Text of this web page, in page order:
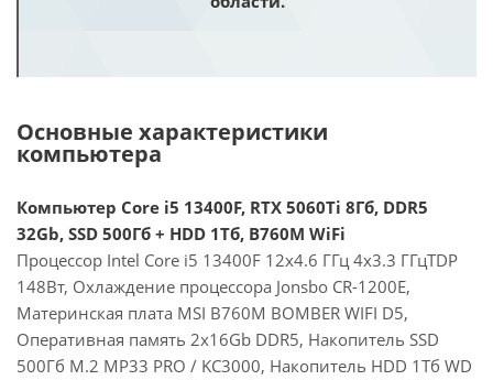
Основные характеристики
компьютера
Компьютер Core i5 13400F, RTX 5060Ti 8Гб, DDR5
32Gb, SSD 500Гб + HDD 1Тб, B760M WiFi
Процессор Intel Core i5 13400F 12x4.6 ГГц 4x3.3 ГГцTDP
148Вт, Охлаждение процессора Jonsbo CR-1200E,
Материнская плата MSI B760M BOMBER WIFI D5,
Оперативная память 2x16Gb DDR5, Накопитель SSD
500Гб M.2 MP33 PRO / KC3000, Накопитель HDD 1Тб WD